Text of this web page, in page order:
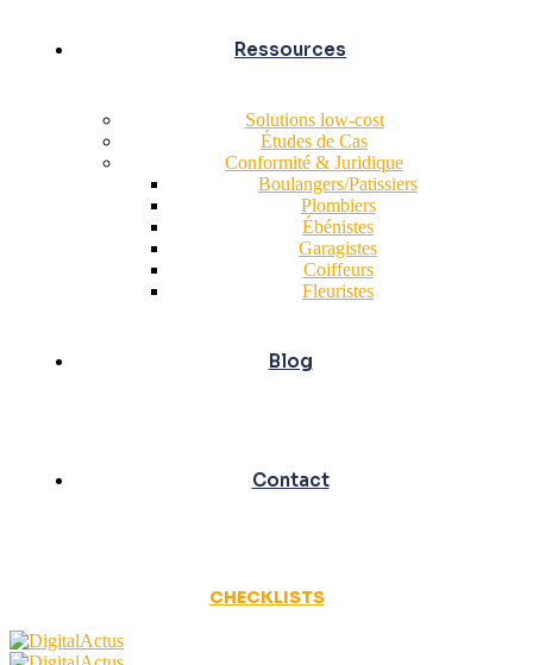
Ressources
Solutions low-cost
Études de Cas
Conformité & Juridique
Boulangers/Patissiers
Plombiers
Ébénistes
Garagistes
Coiffeurs
Fleuristes
Blog
Contact
CHECKLISTS